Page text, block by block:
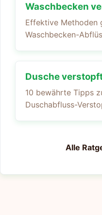
Waschbecken
Effektive Methoden
Waschbecken-
Dusche
10 bewährte Tipps
Duschabfluss-
Alle